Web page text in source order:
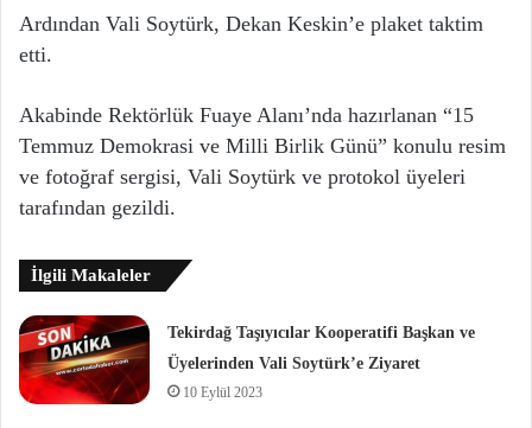
Ardından Vali Soytürk, Dekan Keskin’e plaket taktim
etti.
Akabinde Rektörlük Fuaye Alanı’nda hazırlanan “15
Temmuz Demokrasi ve Milli Birlik Günü” konulu resim
ve fotoğraf sergisi, Vali Soytürk ve protokol üyeleri
tarafından gezildi.
İlgili Makaleler
Tekirdağ Taşıyıcılar Kooperatifi Başkan ve
Üyelerinden Vali Soytürk’e Ziyaret
10 Eylül 2023